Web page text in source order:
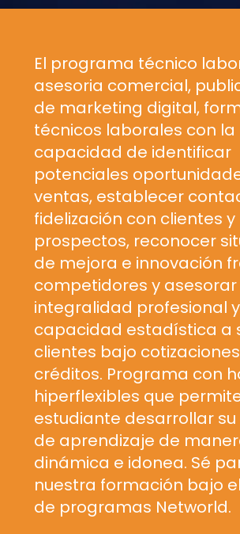
El programa técnico
asesoria comercial,
de marketing digital,
técnicos laborales con la
capacidad de identificar
potenciales
ventas, establecer
fidelización con clientes y
prospectos, reconocer
de mejora e innovación
competidores y
integralidad profesional
capacidad estadística a
clientes bajo
créditos. Programa con
hiperflexibles que
estudiante desarrollar
de aprendizaje de
dinámica e idonea. Sé
nuestra formación bajo
de programas Networld.